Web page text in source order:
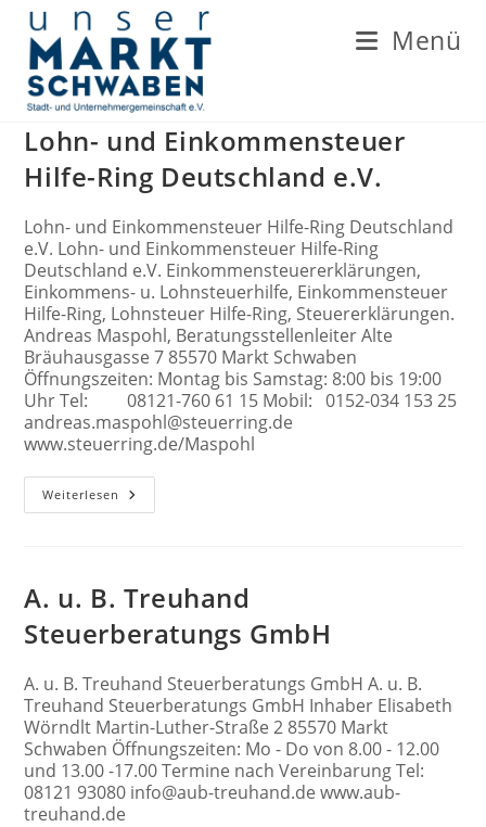
Zum
Inhalt
springen
Menü
Lohn- und Einkommensteuer
Hilfe-Ring Deutschland e.V.
Lohn- und Einkommensteuer Hilfe-Ring Deutschland
e.V. Lohn- und Einkommensteuer Hilfe-Ring
Deutschland e.V. Einkommensteuererklärungen,
Einkommens- u. Lohnsteuerhilfe, Einkommensteuer
Hilfe-Ring, Lohnsteuer Hilfe-Ring, Steuererklärungen.
Andreas Maspohl, Beratungsstellenleiter Alte
Bräuhausgasse 7 85570 Markt Schwaben
Öffnungszeiten: Montag bis Samstag: 8:00 bis 19:00
Uhr Tel: 08121-760 61 15 Mobil: 0152-034 153 25
andreas.maspohl@steuerring.de
www.steuerring.de/Maspohl
Weiterlesen Lohn-
Und
E.V.
A. u. B. Treuhand
Steuerberatungs GmbH
A. u. B. Treuhand Steuerberatungs GmbH A. u. B.
Treuhand Steuerberatungs GmbH Inhaber Elisabeth
Wörndlt Martin-Luther-Straße 2 85570 Markt
Schwaben Öffnungszeiten: Mo - Do von 8.00 - 12.00
und 13.00 -17.00 Termine nach Vereinbarung Tel:
08121 93080 info@aub-treuhand.de www.aub-
treuhand.de